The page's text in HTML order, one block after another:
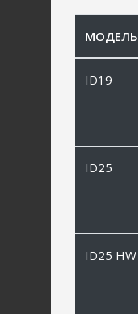
МОДЕЛЬ
ID19
ID25
ID25 HW